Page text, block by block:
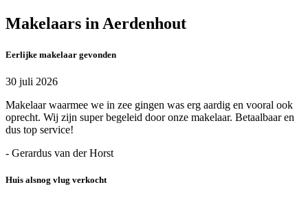
Makelaars in Aerdenhout
Eerlijke makelaar gevonden
30 juli 2026
Makelaar waarmee we in zee gingen was erg aardig en vooral ook
oprecht. Wij zijn super begeleid door onze makelaar. Betaalbaar en
dus top service!
- Gerardus van der Horst
Huis alsnog vlug verkocht